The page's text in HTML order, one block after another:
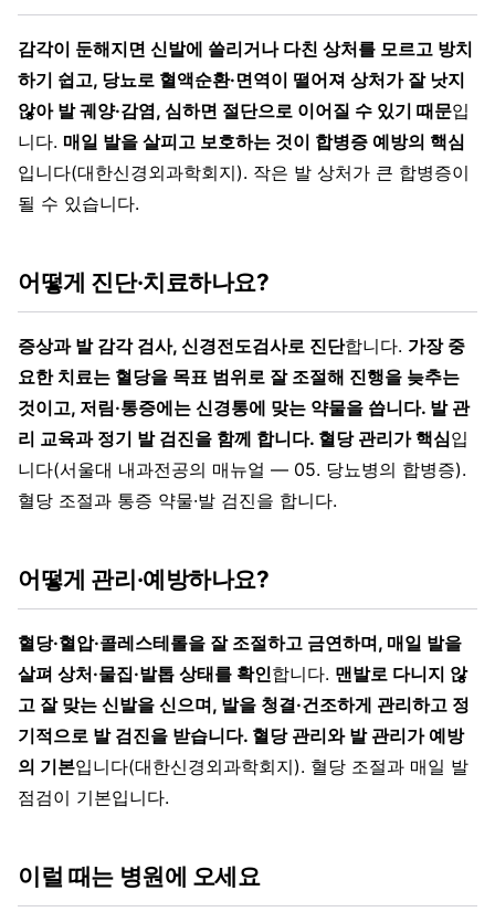
감각이 둔해지면 신발에 쓸리거나 다친 상처를 모르고 방치
하기 쉽고, 당뇨로 혈액순환·면역이 떨어져 상처가 잘 낫지
않아 발 궤양·감염, 심하면 절단으로 이어질 수 있기 때문입
니다. 매일 발을 살피고 보호하는 것이 합병증 예방의 핵심
입니다(대한신경외과학회지). 작은 발 상처가 큰 합병증이
될 수 있습니다.
어떻게 진단·치료하나요?
증상과 발 감각 검사, 신경전도검사로 진단합니다. 가장 중
요한 치료는 혈당을 목표 범위로 잘 조절해 진행을 늦추는
것이고, 저림·통증에는 신경통에 맞는 약물을 씁니다. 발 관
리 교육과 정기 발 검진을 함께 합니다. 혈당 관리가 핵심입
니다(서울대 내과전공의 매뉴얼 — 05. 당뇨병의 합병증).
혈당 조절과 통증 약물·발 검진을 합니다.
어떻게 관리·예방하나요?
혈당·혈압·콜레스테롤을 잘 조절하고 금연하며, 매일 발을
살펴 상처·물집·발톱 상태를 확인합니다. 맨발로 다니지 않
고 잘 맞는 신발을 신으며, 발을 청결·건조하게 관리하고 정
기적으로 발 검진을 받습니다. 혈당 관리와 발 관리가 예방
의 기본입니다(대한신경외과학회지). 혈당 조절과 매일 발
점검이 기본입니다.
이럴 때는 병원에 오세요